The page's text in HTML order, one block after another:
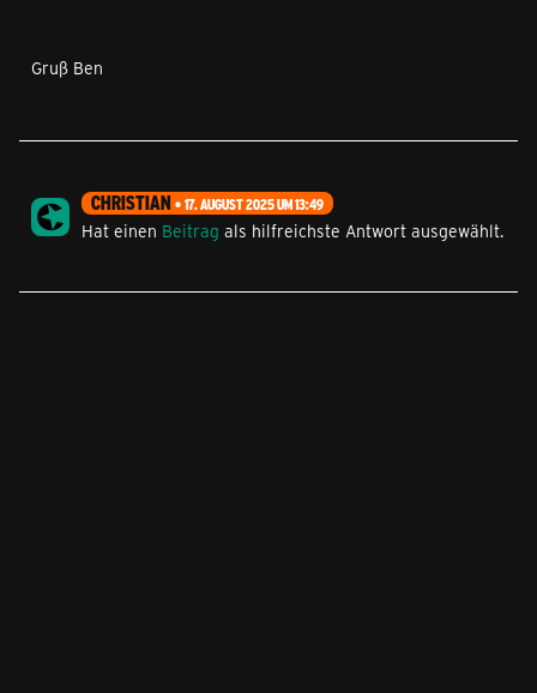
Gruß Ben
CHRISTIAN 17. AUGUST 2025 UM 13:49
Hat einen Beitrag als hilfreichste Antwort ausgewählt.